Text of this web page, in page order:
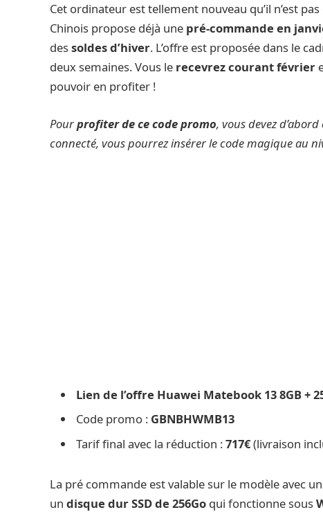
Cet ordinateur est tellement nouveau qu’il n’est
Chinois propose déjà une pré-commande en
dessoldes d’hiver. L’offre est proposée dans le
deux semaines. Vous le recevrez courant février
pouvoir en profiter !
Pourprofiter de ce code promo, vous devez d’abord
connecté, vous pourrez insérer le code magique au
Lien de l’offre Huawei Matebook 13 8GB +
Code promo : GBNBHWMB13
Tarif final avec la réduction :717€(livraison
La pré commande est valable sur le modèle avec
un disque dur SSD de 256Go qui fonctionne sous